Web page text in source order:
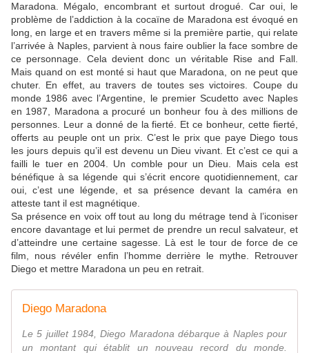
Maradona. Mégalo, encombrant et surtout drogué. Car oui, le
problème de l’addiction à la cocaïne de Maradona est évoqué en
long, en large et en travers même si la première partie, qui relate
l’arrivée à Naples, parvient à nous faire oublier la face sombre de
ce personnage. Cela devient donc un véritable Rise and Fall.
Mais quand on est monté si haut que Maradona, on ne peut que
chuter. En effet, au travers de toutes ses victoires. Coupe du
monde 1986 avec l’Argentine, le premier Scudetto avec Naples
en 1987, Maradona a procuré un bonheur fou à des millions de
personnes. Leur a donné de la fierté. Et ce bonheur, cette fierté,
offerts au peuple ont un prix. C’est le prix que paye Diego tous
les jours depuis qu’il est devenu un Dieu vivant. Et c’est ce qui a
failli le tuer en 2004. Un comble pour un Dieu. Mais cela est
bénéfique à sa légende qui s’écrit encore quotidiennement, car
oui, c’est une légende, et sa présence devant la caméra en
atteste tant il est magnétique.
Sa présence en voix off tout au long du métrage tend à l’iconiser
encore davantage et lui permet de prendre un recul salvateur, et
d’atteindre une certaine sagesse. Là est le tour de force de ce
film, nous révéler enfin l’homme derrière le mythe. Retrouver
Diego et mettre Maradona un peu en retrait.
Diego Maradona
Le 5 juillet 1984, Diego Maradona débarque à Naples pour
un montant qui établit un nouveau record du monde.